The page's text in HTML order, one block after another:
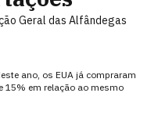
Geral das Alfândegas
ano, os EUA já compraram
15% em relação ao mesmo